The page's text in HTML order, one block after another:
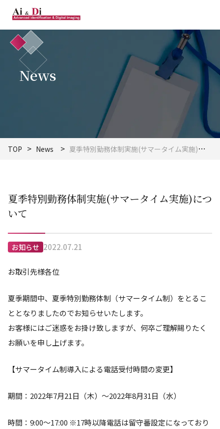
News
TOP News 夏季特別勤務体制実施(サマータイム実施)について
夏季特別勤務体制実施(サマータイム実施)につ
いて
お知らせ 2022.07.21
お取引先様各位
夏季期間中、夏季特別勤務体制（サマータイム制）をとるこ
ととなりましたのでお知らせいたします。
お客様にはご迷惑をお掛け致しますが、何卒ご理解賜りたく
お願いを申し上げます。
【サマータイム制導入による電話受付時間の変更】
期間：2022年7月21日（木）～2022年8月31日（水）
時間：9:00～17:00 ※17時以降電話は留守番設定になっており